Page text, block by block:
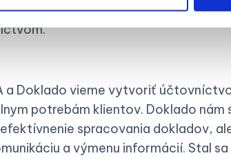
klientov, ktorí uprednostňujú
a Doklado vieme vytvoriť
potrebám klientov. Doklado nám
spracovania dokladov,
a výmenu informácií. Stal sa